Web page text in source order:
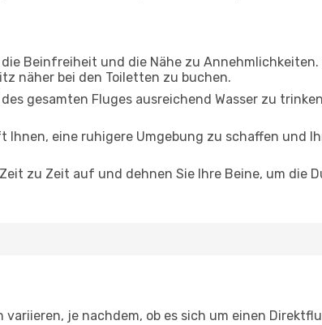
Beinfreiheit und die Nähe zu Annehmlichkeiten.
näher bei den Toiletten zu buchen.
gesamten Fluges ausreichend Wasser zu
Ihnen, eine ruhigere Umgebung zu schaffen und
zu Zeit auf und dehnen Sie Ihre Beine, um die
je nachdem, ob es sich um einen